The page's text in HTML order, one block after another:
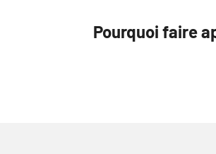
Pourquoi faire